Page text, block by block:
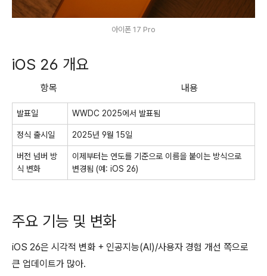
아이폰 17 Pro
iOS 26 개요
항목 내용
발표일 WWDC 2025에서 발표됨
정식 출시일 2025년 9월 15일
버전 넘버 방
식 변화
이제부터는 연도를 기준으로 이름을 붙이는 방식으로
변경됨 (예: iOS 26)
주요 기능 및 변화
iOS 26은 시각적 변화 + 인공지능(AI)/사용자 경험 개선 쪽으로
큰 업데이트가 많아.